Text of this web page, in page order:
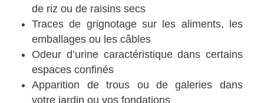
de riz ou de raisins secs
Traces de grignotage sur les aliments, les
emballages ou les câbles
Odeur d’urine caractéristique dans certains
espaces confinés
Apparition de trous ou de galeries dans
votre jardin ou vos fondations